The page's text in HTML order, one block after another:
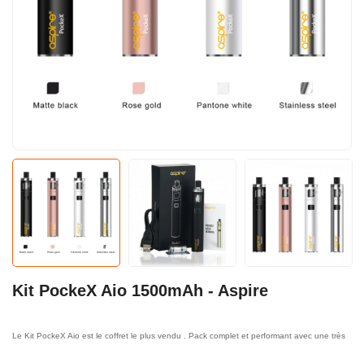
Kit PockeX Aio 1500mAh - Aspire
Le Kit PockeX Aio est le coffret le plus vendu . Pack complet et performant avec une très